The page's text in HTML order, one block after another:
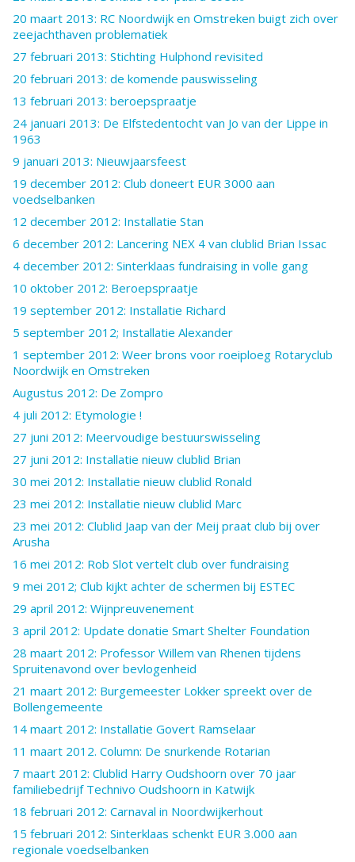
20 maart 2013: RC Noordwijk en Omstreken buigt zich over
zeejachthaven problematiek
27 februari 2013: Stichting Hulphond revisited
20 februari 2013: de komende pauswisseling
13 februari 2013: beroepspraatje
24 januari 2013: De Elfstedentocht van Jo van der Lippe in
1963
9 januari 2013: Nieuwjaarsfeest
19 december 2012: Club doneert EUR 3000 aan
voedselbanken
12 december 2012: Installatie Stan
6 december 2012: Lancering NEX 4 van clublid Brian Issac
4 december 2012: Sinterklaas fundraising in volle gang
10 oktober 2012: Beroepspraatje
19 september 2012: Installatie Richard
5 september 2012; Installatie Alexander
1 september 2012: Weer brons voor roeiploeg Rotaryclub
Noordwijk en Omstreken
Augustus 2012: De Zompro
4 juli 2012: Etymologie !
27 juni 2012: Meervoudige bestuurswisseling
27 juni 2012: Installatie nieuw clublid Brian
30 mei 2012: Installatie nieuw clublid Ronald
23 mei 2012: Installatie nieuw clublid Marc
23 mei 2012: Clublid Jaap van der Meij praat club bij over
Arusha
16 mei 2012: Rob Slot vertelt club over fundraising
9 mei 2012; Club kijkt achter de schermen bij ESTEC
29 april 2012: Wijnpreuvenement
3 april 2012: Update donatie Smart Shelter Foundation
28 maart 2012: Professor Willem van Rhenen tijdens
Spruitenavond over bevlogenheid
21 maart 2012: Burgemeester Lokker spreekt over de
Bollengemeente
14 maart 2012: Installatie Govert Ramselaar
11 maart 2012. Column: De snurkende Rotarian
7 maart 2012: Clublid Harry Oudshoorn over 70 jaar
familiebedrijf Technivo Oudshoorn in Katwijk
18 februari 2012: Carnaval in Noordwijkerhout
15 februari 2012: Sinterklaas schenkt EUR 3.000 aan
regionale voedselbanken